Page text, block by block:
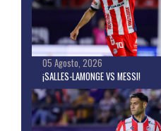
05 Agosto, 2026
¡SALLES-LAMONGE VS MESSI!